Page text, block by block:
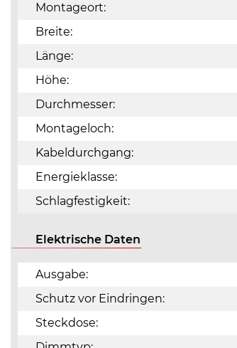
Montageort:
Breite:
Länge:
Höhe:
Durchmesser:
Montageloch:
Kabeldurchgang:
Energieklasse:
Schlagfestigkeit:
Elektrische Daten
Ausgabe:
Schutz vor Eindringen:
Steckdose: